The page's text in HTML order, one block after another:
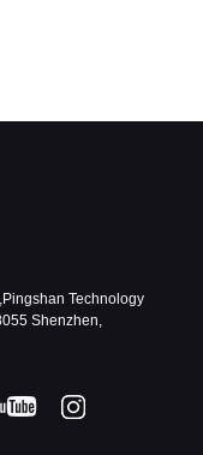
Technology
Shenzhen,